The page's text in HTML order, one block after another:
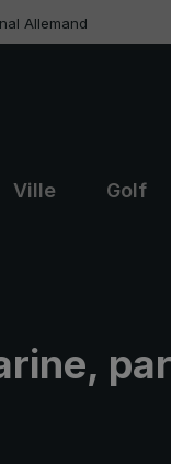
Allemand
Ville Golf